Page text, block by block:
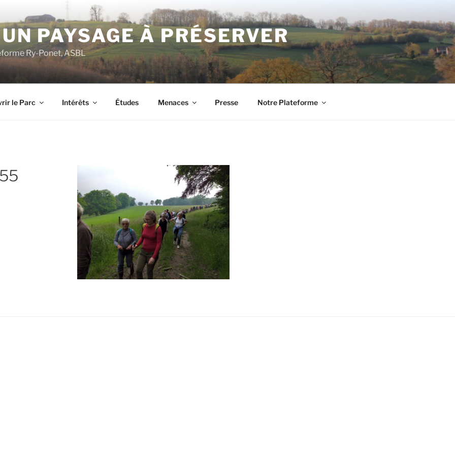
PAYSAGE À PRÉSERVER
Ry-Ponet, ASBL
le Parc Intérêts Études Menaces Presse Notre Plateforme